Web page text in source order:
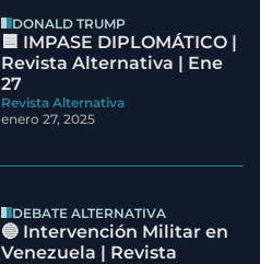
DONALD TRUMP
🟦 IMPASE DIPLOMÁTICO |
Revista Alternativa | Ene
27
Revista Alternativa
enero 27, 2025
DEBATE ALTERNATIVA
🔵 Intervención Militar en
Venezuela | Revista